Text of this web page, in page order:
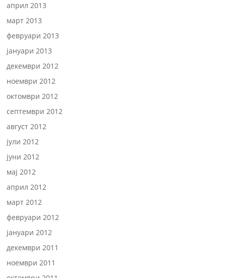
април 2013
март 2013
февруари 2013
јануари 2013
декември 2012
ноември 2012
октомври 2012
септември 2012
август 2012
јули 2012
јуни 2012
мај 2012
април 2012
март 2012
февруари 2012
јануари 2012
декември 2011
ноември 2011